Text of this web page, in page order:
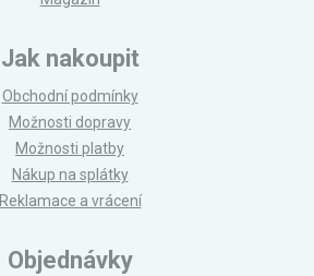
Jak nakoupit
Obchodní podmínky
Možnosti dopravy
Možnosti platby
Nákup na splátky
Reklamace a vrácení
Objednávky